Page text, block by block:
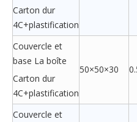
Carton dur
4C+plastification
Couvercle et
base La boîte
Carton dur
4C+plastification
50×50×30
Couvercle et